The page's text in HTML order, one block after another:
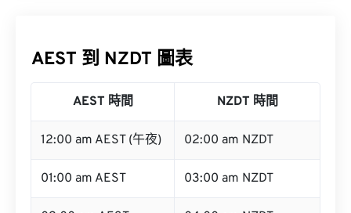
AEST 到 NZDT 圖表
AEST 時間 NZDT 時間
12:00 am AEST (午夜) 02:00 am NZDT
01:00 am AEST 03:00 am NZDT